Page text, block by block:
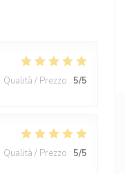
Qualità / Prezzo : 5/5
Qualità / Prezzo : 5/5